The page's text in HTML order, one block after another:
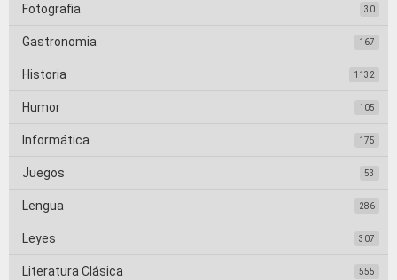
Fotografia 30
Gastronomia 167
Historia 1132
Humor 105
Informática 175
Juegos 53
Lengua 286
Leyes 307
Literatura Clásica 555